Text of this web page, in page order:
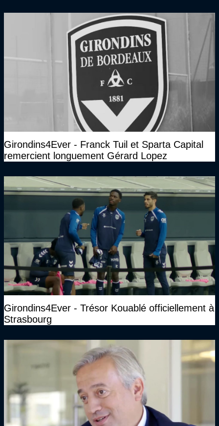
Girondins4Ever - Franck Tuil et Sparta Capital
remercient longuement Gérard Lopez
Girondins4Ever - Trésor Kouablé officiellement à
Strasbourg